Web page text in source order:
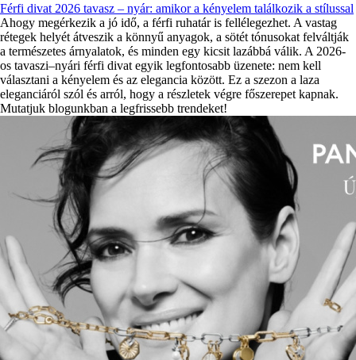
Férfi divat 2026 tavasz – nyár: amikor a kényelem találkozik a stílussal
Ahogy megérkezik a jó idő, a férfi ruhatár is fellélegezhet. A vastag
rétegek helyét átveszik a könnyű anyagok, a sötét tónusokat felváltják
a természetes árnyalatok, és minden egy kicsit lazábbá válik. A 2026-
os tavaszi–nyári férfi divat egyik legfontosabb üzenete: nem kell
választani a kényelem és az elegancia között. Ez a szezon a laza
eleganciáról szól és arról, hogy a részletek végre főszerepet kapnak.
Mutatjuk blogunkban a legfrissebb trendeket!